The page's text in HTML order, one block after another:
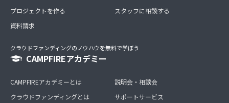
プロジェクトを作る
資料請求
スタッフに相談する
クラウドファンディングのノウハウを無料で学ぼう
CAMPFIREアカデミー
CAMPFIREアカデミーとは
クラウドファンディングとは
説明会・相談会
サポートサービス